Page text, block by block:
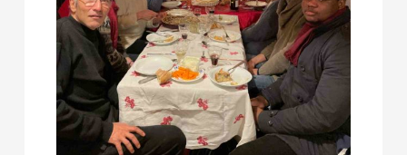
vues